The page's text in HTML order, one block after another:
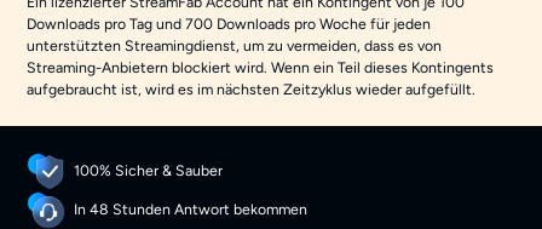
Downloads pro Tag und 700 Downloads pro Woche für jeden
unterstützten Streamingdienst, um zu vermeiden, dass es von
Streaming-Anbietern blockiert wird. Wenn ein Teil dieses Kontingents
aufgebraucht ist, wird es im nächsten Zeitzyklus wieder aufgefüllt.
100% Sicher & Sauber
In 48 Stunden Antwort bekommen